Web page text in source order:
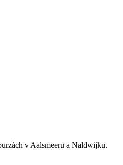
v Aalsmeeru a Naldwijku.